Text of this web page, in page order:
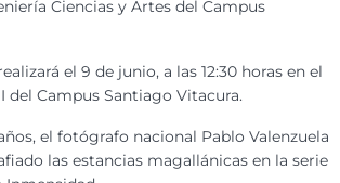
Ciencias y Artes del Campus
el 9 de junio, a las 12:30 horas en el
Campus Santiago Vitacura.
el fotógrafo nacional Pablo Valenzuela
las estancias magallánicas en la serie